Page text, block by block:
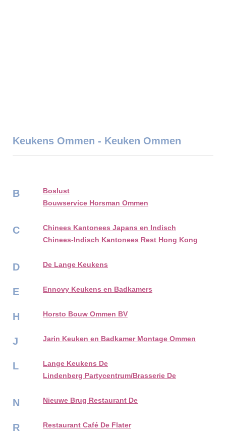
Keukens Ommen - Keuken Ommen
B
Boslust
Bouwservice Horsman Ommen
C
Chinees Kantonees Japans en Indisch
Chinees-Indisch Kantonees Rest Hong Kong
D De Lange Keukens
E Ennovy Keukens en Badkamers
H Horsto Bouw Ommen BV
J Jarin Keuken en Badkamer Montage Ommen
L
Lange Keukens De
Lindenberg Partycentrum/Brasserie De
N Nieuwe Brug Restaurant De
R Restaurant Café De Flater